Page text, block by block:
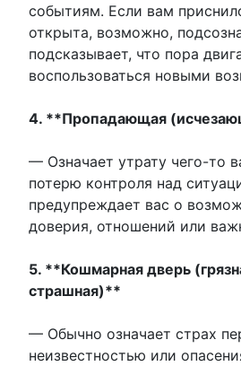
событиям. Если вам
открыта, возможно,
подсказывает, что пора
воспользоваться новыми
4. **Пропадающая
— Означает утрату чего-то
потерю контроля над
предупреждает вас о
доверия, отношений или
5. **Кошмарная дверь
страшная)**
— Обычно означает страх
неизвестностью или